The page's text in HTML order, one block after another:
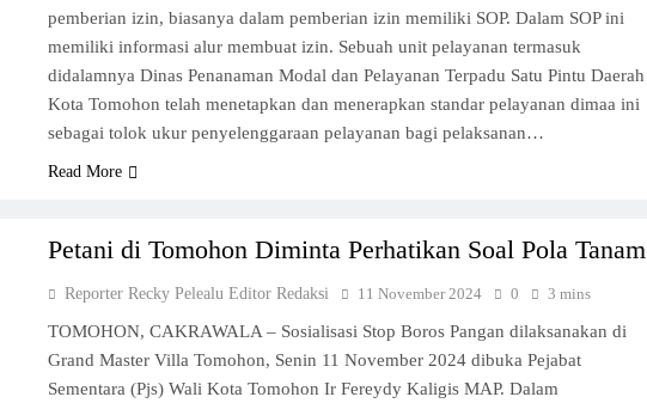
pemberian izin, biasanya dalam pemberian izin memiliki SOP. Dalam SOP ini
memiliki informasi alur membuat izin. Sebuah unit pelayanan termasuk
didalamnya Dinas Penanaman Modal dan Pelayanan Terpadu Satu Pintu Daerah
Kota Tomohon telah menetapkan dan menerapkan standar pelayanan dimaa ini
sebagai tolok ukur penyelenggaraan pelayanan bagi pelaksanan…
Read More
Petani di Tomohon Diminta Perhatikan Soal Pola Tanam
Reporter Recky Pelealu Editor Redaksi 11 November 2024 0 3 mins
TOMOHON, CAKRAWALA – Sosialisasi Stop Boros Pangan dilaksanakan di
Grand Master Villa Tomohon, Senin 11 November 2024 dibuka Pejabat
Sementara (Pjs) Wali Kota Tomohon Ir Fereydy Kaligis MAP. Dalam